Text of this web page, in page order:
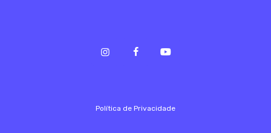
Política de Privacidade